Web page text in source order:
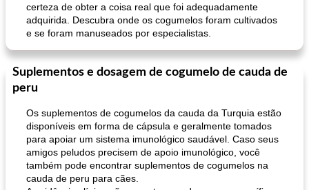
certeza de obter a coisa real que foi adequadamente
adquirida. Descubra onde os cogumelos foram cultivados
e se foram manuseados por especialistas.
Suplementos e dosagem de cogumelo de cauda de
peru
Os suplementos de cogumelos da cauda da Turquia estão
disponíveis em forma de cápsula e geralmente tomados
para apoiar um sistema imunológico saudável. Caso seus
amigos peludos precisem de apoio imunológico, você
também pode encontrar suplementos de cogumelos na
cauda de peru para cães.